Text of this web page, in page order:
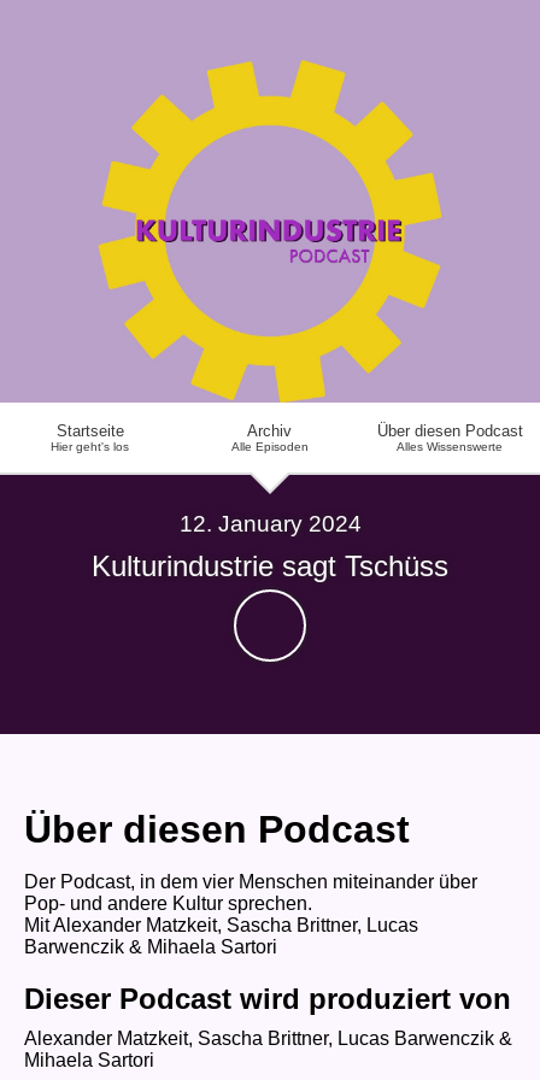
Startseite
Hier geht's los
Archiv
Alle Episoden
Über diesen Podcast
Alles Wissenswerte
12. January 2024
Kulturindustrie sagt Tschüss
Über diesen Podcast
Der Podcast, in dem vier Menschen miteinander über
Pop- und andere Kultur sprechen.
Mit Alexander Matzkeit, Sascha Brittner, Lucas
Barwenczik & Mihaela Sartori
Dieser Podcast wird produziert von
Alexander Matzkeit, Sascha Brittner, Lucas Barwenczik &
Mihaela Sartori